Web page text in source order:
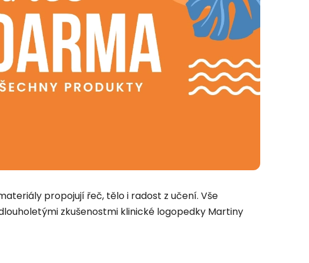
propojují řeč, tělo i radost z učení. Vše
zkušenostmi klinické logopedky Martiny